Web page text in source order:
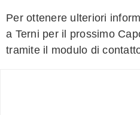
Per ottenere ulteriori
a Terni per il prossimo
tramite il modulo di